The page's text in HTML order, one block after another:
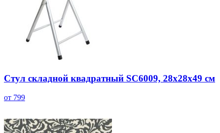
Стул складной квадратный SC6009, 28x28x49 см
от 799